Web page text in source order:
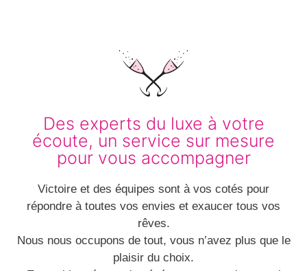
Des experts du luxe à votre
écoute, un service sur mesure
pour vous accompagner
Victoire et des équipes sont à vos cotés pour
répondre à toutes vos envies et exaucer tous vos
rêves.
Nous nous occupons de tout, vous n’avez plus que le
plaisir du choix.